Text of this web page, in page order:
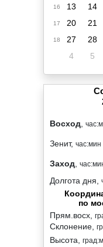
16 13 14
17 20 21
18 27 28
4
5
Восход
Зенит, час:мин
Заход
Долгота дня,
по
Прям.восх,
Склонение,
Высота,